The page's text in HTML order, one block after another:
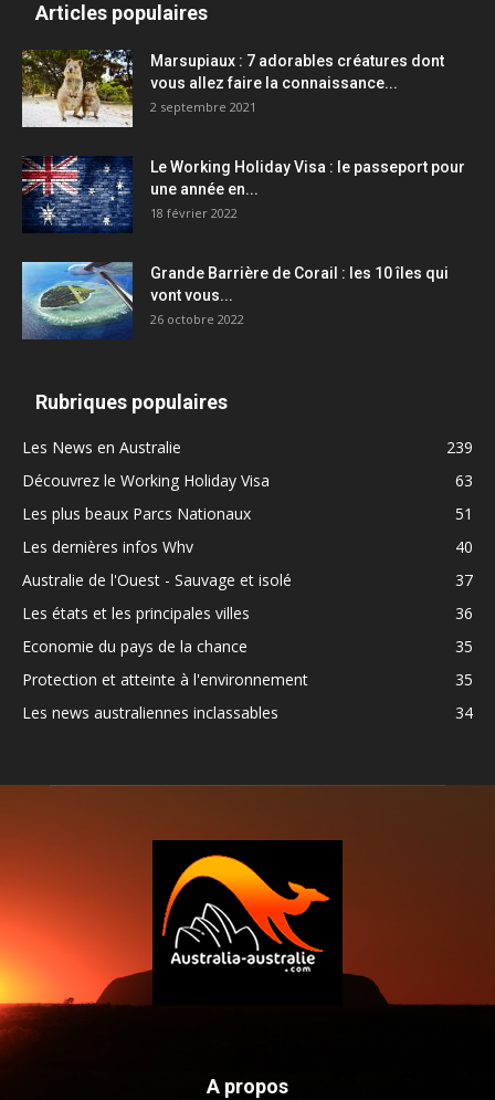
Articles populaires
Marsupiaux : 7 adorables créatures dont
vous allez faire la connaissance...
2 septembre 2021
Le Working Holiday Visa : le passeport pour
une année en...
18 février 2022
Grande Barrière de Corail : les 10 îles qui
vont vous...
26 octobre 2022
Rubriques populaires
Les News en Australie
239
Découvrez le Working Holiday Visa
63
Les plus beaux Parcs Nationaux
51
Les dernières infos Whv
40
Australie de l'Ouest - Sauvage et isolé
37
Les états et les principales villes
36
Economie du pays de la chance
35
Protection et atteinte à l'environnement
35
Les news australiennes inclassables
34
A propos